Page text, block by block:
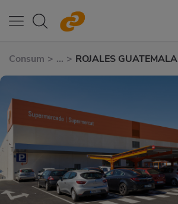
Consum > ... > ROJALES GUATEMALA